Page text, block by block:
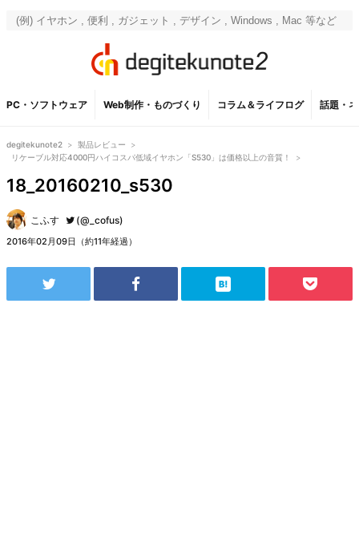
PC・ソフトウェア Web制作・ものづくり コラム＆ライフログ 話題・
degitekunote2 > 製品レビュー
>
リケーブル対応4000円ハイコスパ低域イヤホン「S530」は価格以上の音質！
>
18_20160210_s530
こふす (@_cofus)
2016年02月09日（約11年経過）